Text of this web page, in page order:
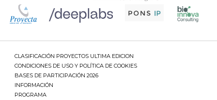
CLASIFICACIÓN PROYECTOS ULTIMA EDICION
CONDICIONES DE USO Y POLÍTICA DE COOKIES
BASES DE PARTICIPACIÓN 2026
INFORMACIÓN
PROGRAMA